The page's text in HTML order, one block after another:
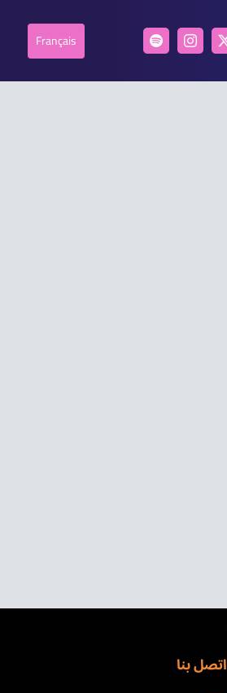
Français
اتصل بنا